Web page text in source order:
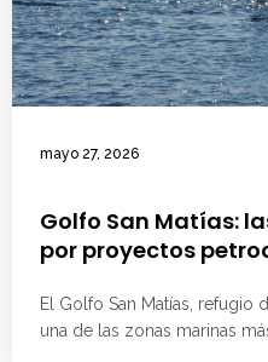
mayo 27, 2026
Golfo San Matías:
por proyectos
El Golfo San Matías, refugio
una de las zonas marinas